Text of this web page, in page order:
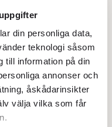
din personliga data,
teknologi såsom
till information på din
annonser och
åskådarinsikter
välja vilka som får
inte samma
likvärdighet.
oerhört
för att leda så
det finnas en
liten kommun